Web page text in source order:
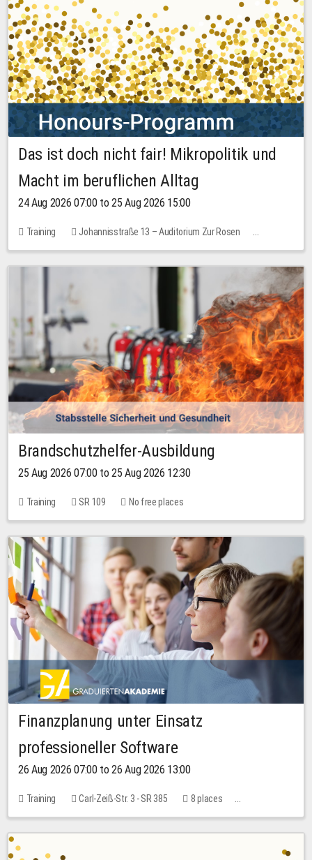
Das ist doch nicht fair! Mikropolitik und
Macht im beruflichen Alltag
24 Aug 2026 07:00 to 25 Aug 2026 15:00
Training
Johannisstraße 13 – Auditorium Zur Rosen
No free places
Brandschutzhelfer-Ausbildung
25 Aug 2026 07:00 to 25 Aug 2026 12:30
Training SR 109 No free places
Finanzplanung unter Einsatz
professioneller Software
26 Aug 2026 07:00 to 26 Aug 2026 13:00
Training Carl-Zeiß-Str. 3 - SR 385
8 places
20.00 EUR